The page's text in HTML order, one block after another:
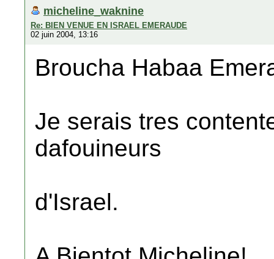
micheline_waknine
Re: BIEN VENUE EN ISRAEL EMERAUDE
02 juin 2004, 13:16
Broucha Habaa
Je serais tres
dafouineurs
d'Israel.